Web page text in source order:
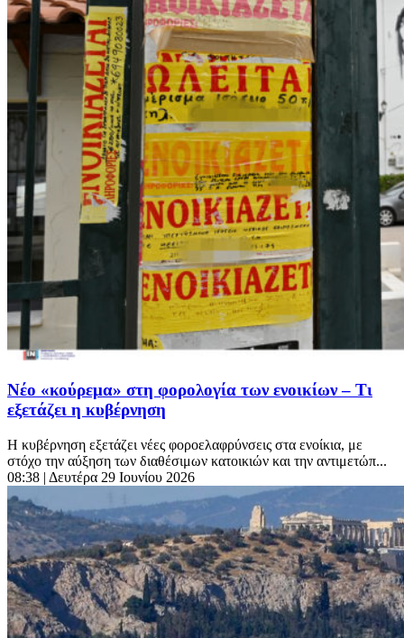
Νέο «κούρεμα» στη φορολογία των ενοικίων – Τι
εξετάζει η κυβέρνηση
Η κυβέρνηση εξετάζει νέες φοροελαφρύνσεις στα ενοίκια, με
στόχο την αύξηση των διαθέσιμων κατοικιών και την αντιμετώπ...
08:38 | Δευτέρα 29 Ιουνίου 2026